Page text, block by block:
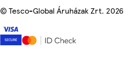
©Tesco-Global Áruházak Zrt. 2026